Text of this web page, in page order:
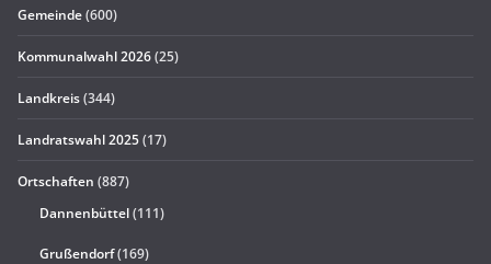
Gemeinde(600)
Kommunalwahl 2026(25)
Landkreis(344)
Landratswahl 2025(17)
Ortschaften (887)
Dannenbüttel(111)
Grußendorf(169)